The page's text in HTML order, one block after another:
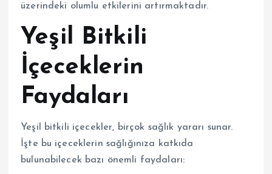
üzerindeki olumlu etkilerini artırmaktadır.
Yeşil Bitkili
İçeceklerin
Faydaları
Yeşil bitkili içecekler, birçok sağlık yararı sunar.
İşte bu içeceklerin sağlığınıza katkıda
bulunabilecek bazı önemli faydaları: